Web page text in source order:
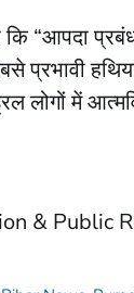
कि “आपदा
प्रभावी
लोगों में
& Public